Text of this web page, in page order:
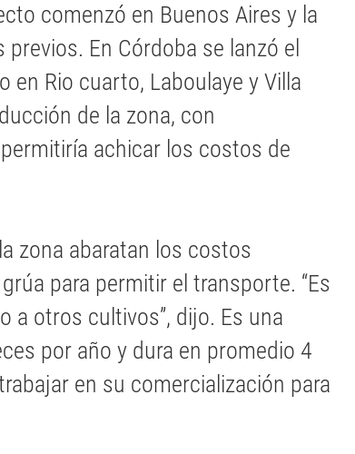
comenzó en Buenos Aires y la
En Córdoba se lanzó el
en Rio cuarto, Laboulaye y Villa
de la zona, con
achicar los costos de
zona abaratan los costos
para permitir el transporte. “Es
a otros cultivos”, dijo. Es una
por año y dura en promedio 4
en su comercialización para